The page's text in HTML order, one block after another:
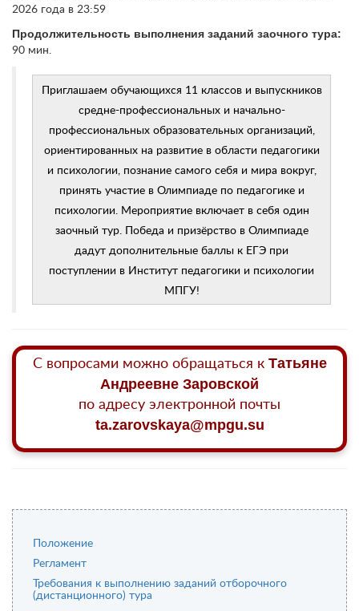
2026 года в 23:59
Продолжительность выполнения заданий заочного тура:
90 мин.
Приглашаем обучающихся 11 классов и выпускников
средне-профессиональных и начально-
профессиональных образовательных организаций,
ориентированных на развитие в области педагогики
и психологии, познание самого себя и мира вокруг,
принять участие в Олимпиаде по педагогике и
психологии. Мероприятие включает в себя один
заочный тур. Победа и призёрство в Олимпиаде
дадут дополнительные баллы к ЕГЭ при
поступлении в Институт педагогики и психологии
МПГУ!
С вопросами можно обращаться к Татьяне
Андреевне Заровской
по адресу электронной почты
ta.zarovskaya@mpgu.su
Положение
Регламент
Требования к выполнению заданий отборочного
(дистанционного) тура